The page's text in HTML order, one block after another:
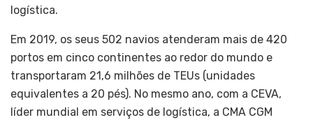
logística.
Em 2019, os seus 502 navios atenderam mais de 420
portos em cinco continentes ao redor do mundo e
transportaram 21,6 milhões de TEUs (unidades
equivalentes a 20 pés). No mesmo ano, com a CEVA,
líder mundial em serviços de logística, a CMA CGM